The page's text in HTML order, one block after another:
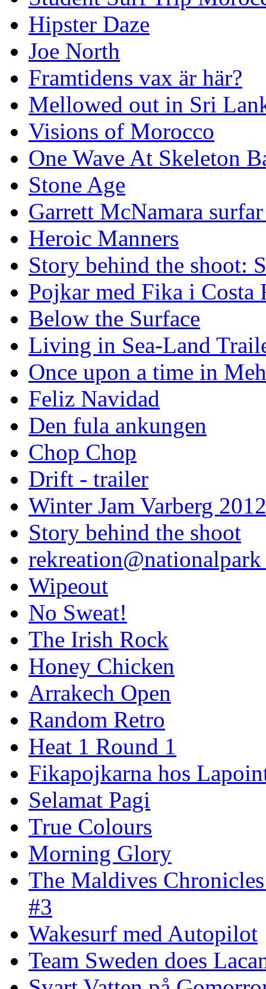
Hipster Daze
Joe North
Framtidens vax är här?
Mellowed out in Sri
Visions of Morocco
One Wave At Skeleton
Stone Age
Garrett McNamara
Heroic Manners
Story behind the shoot:
Pojkar med Fika i Costa
Below the Surface
Living in Sea-Land
Once upon a time in
Feliz Navidad
Den fula ankungen
Chop Chop
Drift - trailer
Winter Jam Varberg 2012
Story behind the shoot
rekreation@nationalpark
Wipeout
No Sweat!
The Irish Rock
Honey Chicken
Arrakech Open
Random Retro
Heat 1 Round 1
Fikapojkarna hos
Selamat Pagi
True Colours
Morning Glory
The Maldives
#3
Wakesurf med Autopilot
Team Sweden does